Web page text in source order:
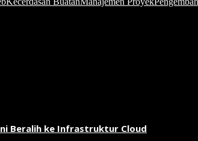
Beralih ke Infrastruktur Cloud